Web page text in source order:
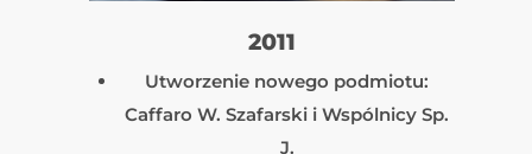
2011
Utworzenie nowego podmiotu:
Caffaro W. Szafarski i Wspólnicy Sp.
J.